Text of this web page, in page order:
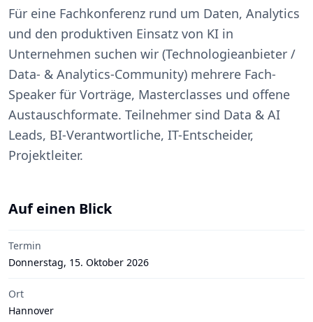
Für eine Fachkonferenz rund um Daten, Analytics
und den produktiven Einsatz von KI in
Unternehmen suchen wir (Technologieanbieter /
Data- & Analytics-Community) mehrere Fach-
Speaker für Vorträge, Masterclasses und offene
Austauschformate. Teilnehmer sind Data & AI
Leads, BI-Verantwortliche, IT-Entscheider,
Projektleiter.
Auf einen Blick
Termin
Donnerstag, 15. Oktober 2026
Ort
Hannover